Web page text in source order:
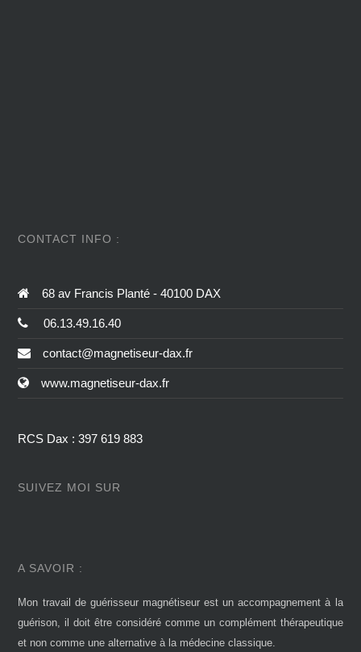
CONTACT INFO :
68 av Francis Planté - 40100 DAX
06.13.49.16.40
contact@magnetiseur-dax.fr
www.magnetiseur-dax.fr
RCS Dax : 397 619 883
SUIVEZ MOI SUR
A SAVOIR :
Mon travail de guérisseur magnétiseur est un accompagnement à la
guérison, il doit être considéré comme un complément thérapeutique
et non comme une alternative à la médecine classique.